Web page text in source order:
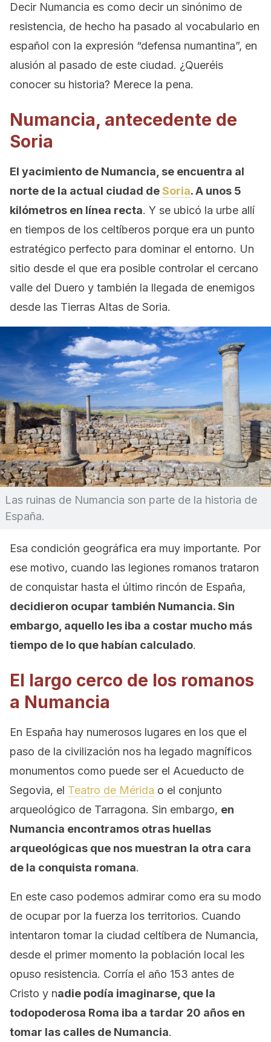
Decir Numancia es como decir un sinónimo de
resistencia, de hecho ha pasado al vocabulario en
español con la expresión “defensa numantina”, en
alusión al pasado de este ciudad. ¿Queréis
conocer su historia? Merece la pena.
Numancia, antecedente de
Soria
El yacimiento de Numancia, se encuentra al
norte de la actual ciudad deSoria. A unos 5
kilómetros en línea recta. Y se ubicó la urbe allí
en tiempos de los celtíberos porque era un punto
estratégico perfecto para dominar el entorno. Un
sitio desde el que era posible controlar el cercano
valle del Duero y también la llegada de enemigos
desde las Tierras Altas de Soria.
Las ruinas de Numancia son parte de la historia de
España.
Esa condición geográfica era muy importante. Por
ese motivo, cuando las legiones romanos trataron
de conquistar hasta el último rincón de España,
decidieron ocupar también Numancia. Sin
embargo, aquello les iba a costar mucho más
tiempo de lo que habían calculado.
El largo cerco de los romanos
a Numancia
En España hay numerosos lugares en los que el
paso de la civilización nos ha legado magníficos
monumentos como puede ser el Acueducto de
Segovia, el Teatro de Mérida o el conjunto
arqueológico de Tarragona. Sin embargo, en
Numancia encontramos otras huellas
arqueológicas que nos muestran la otra cara
de la conquista romana.
En este caso podemos admirar como era su modo
de ocupar por la fuerza los territorios. Cuando
intentaron tomar la ciudad celtíbera de Numancia,
desde el primer momento la población local les
opuso resistencia. Corría el año 153 antes de
Cristo y nadie podía imaginarse, que la
todopoderosa Roma iba a tardar 20 años en
tomar las calles de Numancia.